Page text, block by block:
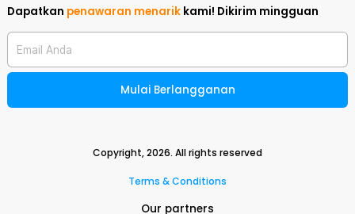
Dapatkan penawaran menarik kami! Dikirim mingguan
Email Anda
Mulai Berlangganan
Copyright,2026. All rights reserved
Terms & Conditions
Our partners